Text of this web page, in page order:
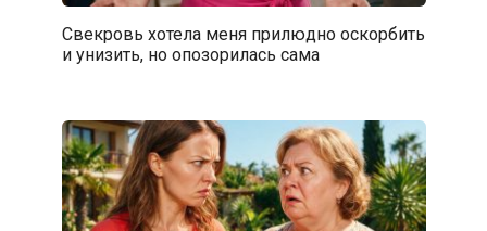
Свекровь хотела меня прилюдно оскорбить
и унизить, но опозорилась сама